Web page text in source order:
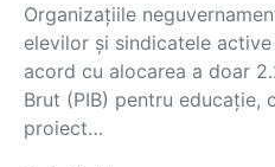
Organizațiile
elevilor și sindicatele
acord cu alocarea a doar
Brut (PIB) pentru educație,
proiect…